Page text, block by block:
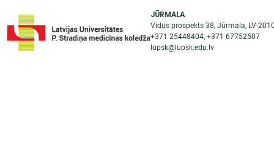
JŪRMALA
Vidus prospekts 38, Jūrmala, LV-
+371 25448404, +371 67752507
lupsk@lupsk.edu.lv